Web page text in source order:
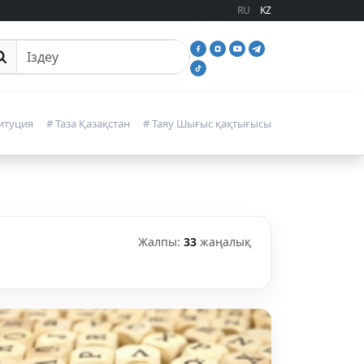
RU KZ
іздеу
# Таза Қазақстан # Таяу Шығыс қақтығысы
Жалпы: 33 жаңалық